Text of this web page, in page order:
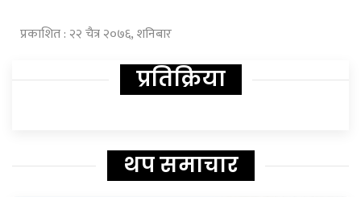
प्रकाशित : २२ चैत्र २०७६, शनिबार
प्रतिक्रिया
थप समाचार